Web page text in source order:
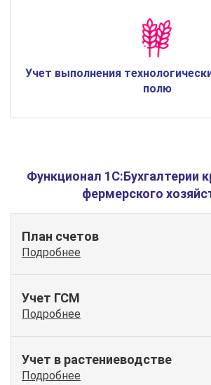
Учет выполнения
полю
Функционал 1С:Бухгалтерии
фермерского
План счетов
Подробнее
Учет ГСМ
Подробнее
Учет в растениеводстве
Подробнее